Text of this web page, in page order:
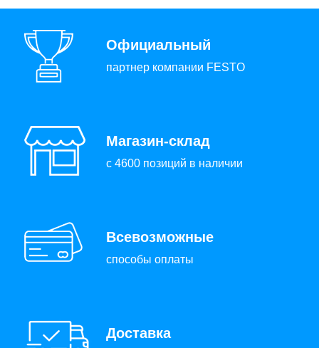
Официальный
партнер компании FESTO
Магазин-склад
с 4600 позиций в наличии
Всевозможные
способы оплаты
Доставка